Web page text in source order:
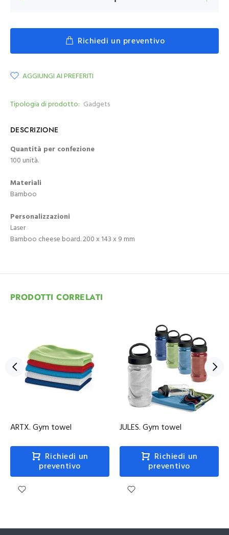
Richiedi un preventivo
AGGIUNGI AI PREFERITI
Tipologia di prodotto: Gadgets
DESCRIZIONE
Quantità per confezione
100 unità.
Materiali
Bamboo
Personalizzazioni
Laser
Bamboo cheese board. 200 x 143 x 9 mm
PRODOTTI CORRELATI
ARTX. Gym towel
Richiedi un
preventivo
JULES. Gym towel
Richiedi un
preventivo